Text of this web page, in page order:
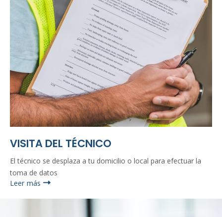
VISITA DEL TÉCNICO
El técnico se desplaza a tu domicilio o local para efectuar la
toma de datos
Leer más